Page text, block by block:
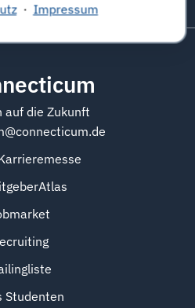
· Impressum
Seitenanfang
auf die Zukunft
Studenten